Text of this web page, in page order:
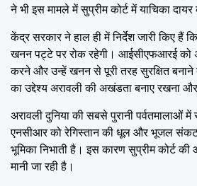
ने भी इस मामले में सुप्रीम कोर्ट में याचिका दायर
केंद्र सरकार ने हाल ही में निर्देश जारी किए हैं
खनन पट्टे पर रोक रहेगी। आईसीएफआरई को
करने और उन्हें खनन से पूरी तरह सुरक्षित
का उद्देश्य अरावली की अखंडता बनाए रखना
अरावली दुनिया की सबसे पुरानी पर्वतमालाओं
एनसीआर को रेगिस्तान की धूल और भूजल संकट
भूमिका निभाती है। इस कारण सुप्रीम कोर्ट की
मानी जा रही है।